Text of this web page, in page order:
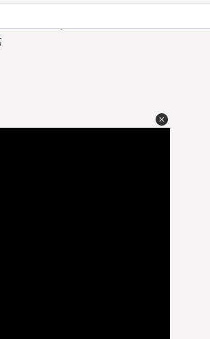
साफ करना होगा उसके बाद बीज की कंडीशनिंग